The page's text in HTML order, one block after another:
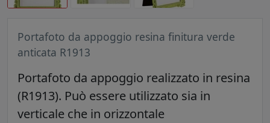
Portafoto da appoggio resina finitura verde
anticata R1913
Portafoto da appoggio realizzato in resina
(R1913). Può essere utilizzato sia in
verticale che in orizzontale